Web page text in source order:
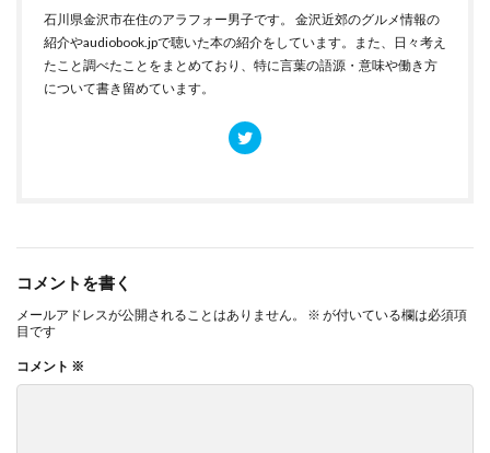
石川県金沢市在住のアラフォー男子です。 金沢近郊のグルメ情報の
紹介やaudiobook.jpで聴いた本の紹介をしています。また、日々考え
たこと調べたことをまとめており、特に言葉の語源・意味や働き方
について書き留めています。
コメントを書く
メールアドレスが公開されることはありません。 ※ が付いている欄は必須項
目です
コメント ※